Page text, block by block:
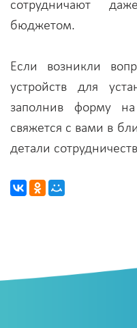
сотрудничают
бюджетом.
Если возникли
устройств для
заполнив форму
свяжется с вами в
детали